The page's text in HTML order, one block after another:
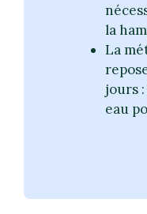
la
La
jours
eau